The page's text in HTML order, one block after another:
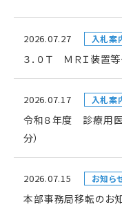
2026.07.27 入札案
３．０Ｔ ＭＲＩ装置
2026.07.17 入札案
令和８年度 診療用医
分）
2026.07.15 お知ら
本部事務局移転のお